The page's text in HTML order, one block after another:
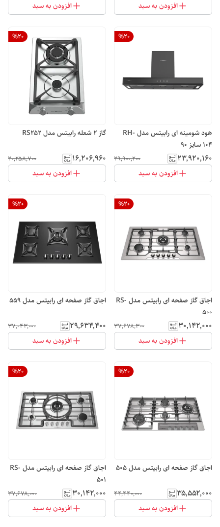
افزودن به سبد افزودن به سبد
%20
هود شومینه ای رابیتس مدل RH-
104 سایز 90
۲۳٬۹۲۰٬۱۶۰ ۲۹٬۹۰۰٬۲۰۰
افزودن به سبد
%20
گاز 2 شعله رابیتس مدل RS252
۱۶٬۲۰۶٬۹۶۰ ۲۰٬۲۵۸٬۷۰۰
افزودن به سبد
%20
اجاق گاز صفحه ای رابیتس مدل RS-
500
۳۰٬۱۴۲٬۰۰۰ ۳۷٬۶۷۸٬۳۰۰
افزودن به سبد
%20
اجاق گاز صفحه ای رابیتس مدل 559
۲۹٬۶۳۴٬۴۰۰ ۳۷٬۰۴۳٬۰۰۰
افزودن به سبد
%20
اجاق گاز صفحه ای رابیتس مدل 505
۳۵٬۵۵۲٬۰۰۰ ۴۴٬۴۴۰٬۰۰۰
افزودن به سبد
%20
اجاق گاز صفحه ای رابیتس مدل RS-
501
۳۰٬۱۴۲٬۰۰۰ ۳۷٬۶۷۸٬۰۰۰
افزودن به سبد